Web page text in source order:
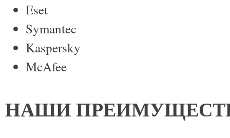
Eset
Symantec
Kaspersky
McAfee
НАШИ